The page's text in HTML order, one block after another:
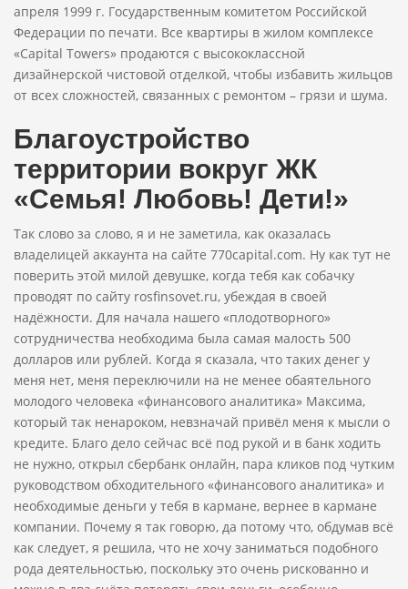
апреля 1999 г. Государственным комитетом Российской
Федерации по печати. Все квартиры в жилом комплексе
«Capital Towers» продаются с высококлассной
дизайнерской чистовой отделкой, чтобы избавить жильцов
от всех сложностей, связанных с ремонтом – грязи и шума.
Благоустройство
территории вокруг ЖК
«Семья! Любовь! Дети!»
Так слово за слово, я и не заметила, как оказалась
владелицей аккаунта на сайте 770capital.com. Ну как тут не
поверить этой милой девушке, когда тебя как собачку
проводят по сайту rosfinsovet.ru, убеждая в своей
надёжности. Для начала нашего «плодотворного»
сотрудничества необходима была самая малость 500
долларов или рублей. Когда я сказала, что таких денег у
меня нет, меня переключили на не менее обаятельного
молодого человека «финансового аналитика» Максима,
который так ненароком, невзначай привёл меня к мысли о
кредите. Благо дело сейчас всё под рукой и в банк ходить
не нужно, открыл сбербанк онлайн, пара кликов под чутким
руководством обходительного «финансового аналитика» и
необходимые деньги у тебя в кармане, вернее в кармане
компании. Почему я так говорю, да потому что, обдумав всё
как следует, я решила, что не хочу заниматься подобного
рода деятельностью, поскольку это очень рискованно и